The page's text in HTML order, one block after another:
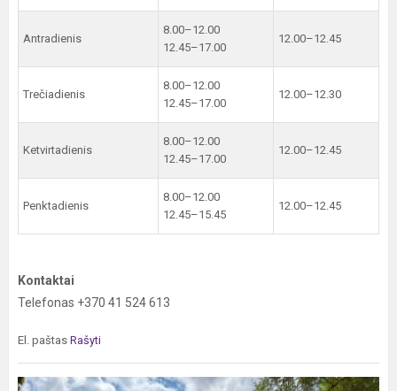
Antradienis
8.00–12.00
12.45–17.00
12.00–12.45
Trečiadienis
8.00–12.00
12.45–17.00
12.00–12.30
Ketvirtadienis
8.00–12.00
12.45–17.00
12.00–12.45
Penktadienis
8.00–12.00
12.45–15.45
12.00–12.45
Kontaktai
Telefonas +370 41 524 613
El. paštas Rašyti